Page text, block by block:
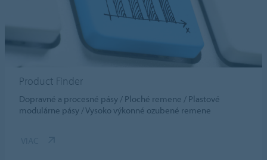
Product Finder
Dopravné a procesné pásy / Ploché remene / Plastové
modulárne pásy / Vysoko výkonné ozubené remene